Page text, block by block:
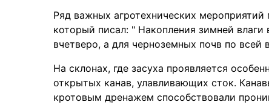
Ряд важных агротехнических
который писал: " Накопления зимней
вчетверо, а для черноземных почв по всей
На склонах, где засуха проявляется
открытых канав, улавливающих сток.
кротовым дренажем способствовали